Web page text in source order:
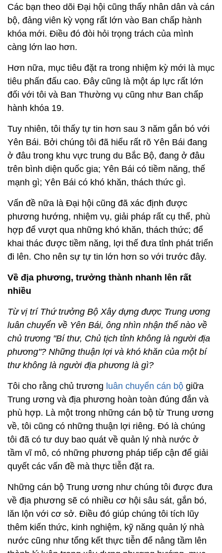
Các bạn theo dõi Đại hội cũng thấy nhân dân và cán
bộ, đảng viên kỳ vọng rất lớn vào Ban chấp hành
khóa mới. Điều đó đòi hỏi trọng trách của mình
càng lớn lao hơn.
Hơn nữa, mục tiêu đặt ra trong nhiệm kỳ mới là mục
tiêu phấn đấu cao. Đây cũng là một áp lực rất lớn
đối với tôi và Ban Thường vụ cũng như Ban chấp
hành khóa 19.
Tuy nhiên, tôi thấy tự tin hơn sau 3 năm gắn bó với
Yên Bái. Bởi chúng tôi đã hiểu rất rõ Yên Bái đang
ở đâu trong khu vực trung du Bắc Bộ, đang ở đâu
trên bình diện quốc gia; Yên Bái có tiềm năng, thế
mạnh gì; Yên Bái có khó khăn, thách thức gì.
Vấn đề nữa là Đại hội cũng đã xác định được
phương hướng, nhiệm vụ, giải pháp rất cụ thể, phù
hợp để vượt qua những khó khăn, thách thức; để
khai thác được tiềm năng, lợi thế đưa tỉnh phát triển
đi lên. Cho nên sự tự tin lớn hơn so với trước đây.
Về địa phương, trưởng thành nhanh lên rất
nhiều
Từ vị trí Thứ trưởng Bộ Xây dựng được Trung ương
luân chuyển về Yên Bái, ông nhìn nhận thế nào về
chủ trương "Bí thư, Chủ tịch tỉnh không là người địa
phương"? Những thuận lợi và khó khăn của một bí
thư không là người địa phương là gì?
Tôi cho rằng chủ trương luân chuyển cán bộ giữa
Trung ương và địa phương hoàn toàn đúng đắn và
phù hợp. Là một trong những cán bộ từ Trung ương
về, tôi cũng có những thuận lợi riêng. Đó là chúng
tôi đã có tư duy bao quát về quản lý nhà nước ở
tầm vĩ mô, có những phương pháp tiếp cận để giải
quyết các vấn đề mà thực tiễn đặt ra.
Những cán bộ Trung ương như chúng tôi được đưa
về địa phương sẽ có nhiều cơ hội sâu sát, gắn bó,
lăn lộn với cơ sở. Điều đó giúp chúng tôi tích lũy
thêm kiến thức, kinh nghiệm, kỹ năng quản lý nhà
nước cũng như tổng kết thực tiễn để nâng tầm lên